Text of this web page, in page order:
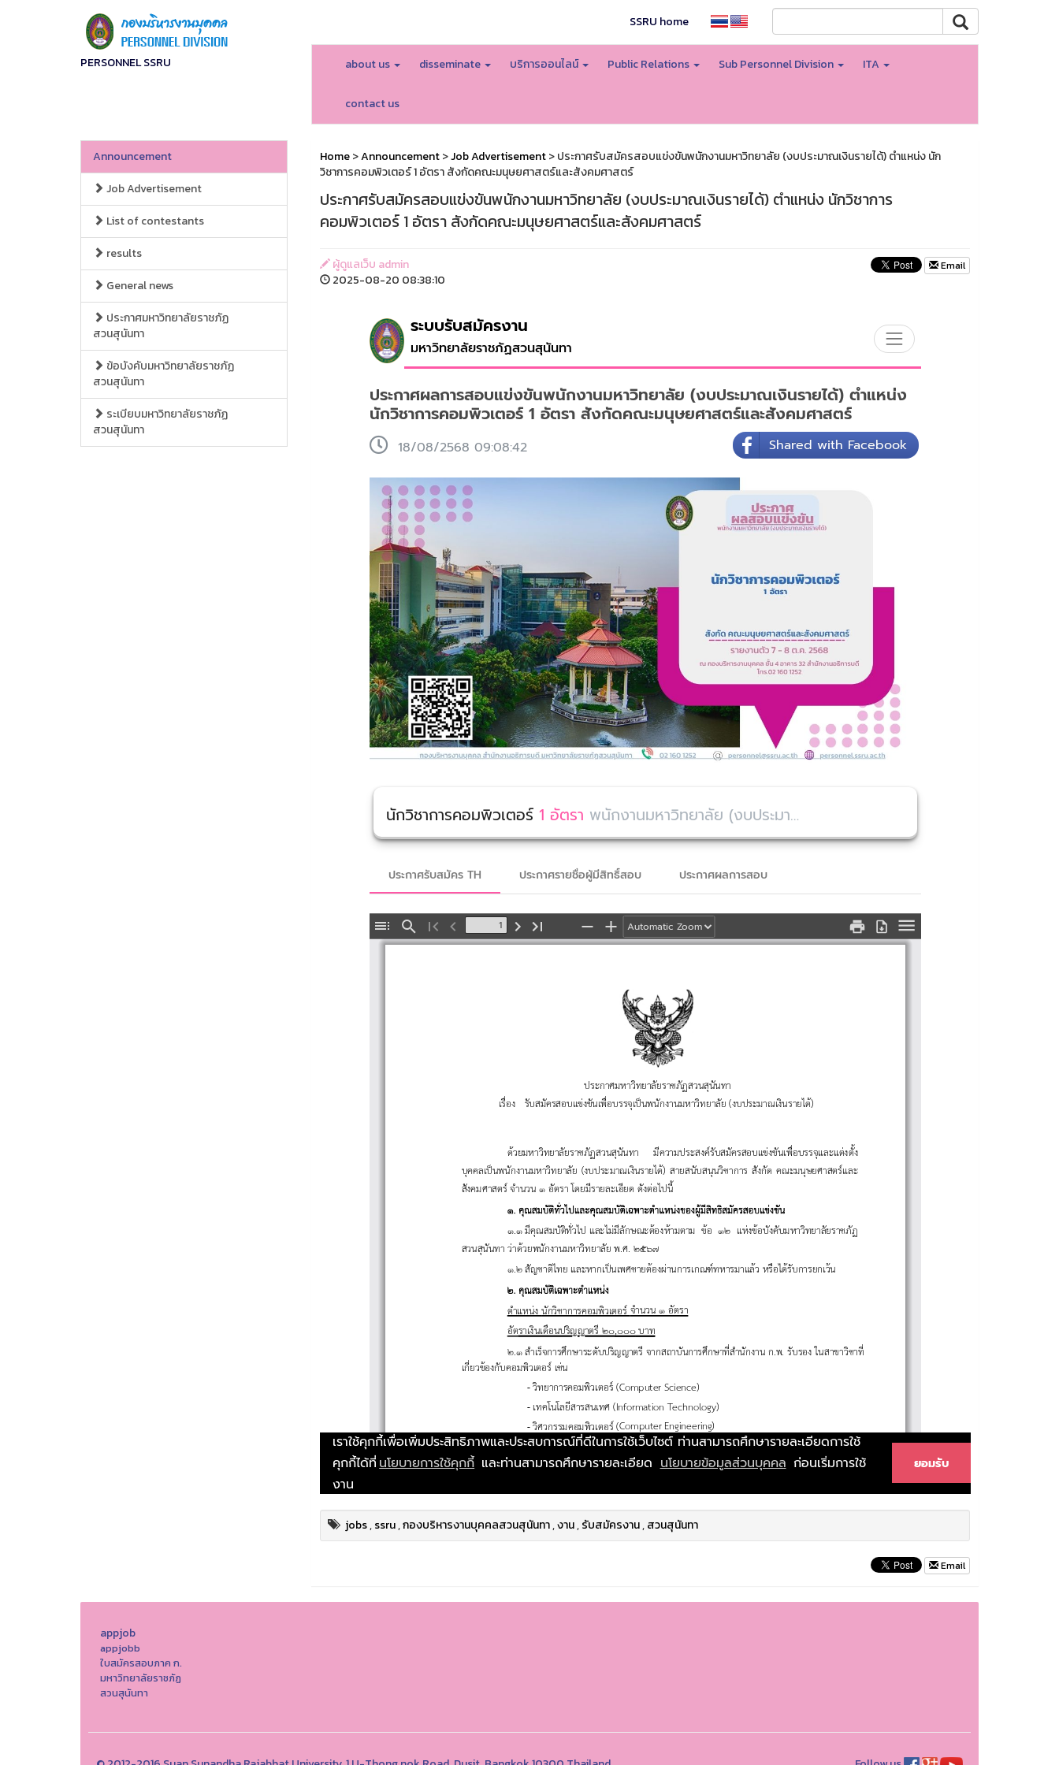
PERSONNEL SSRU
SSRU home
about us disseminate บริการออนไลน์ Public Relations Sub Personnel Division ITA
contact us
Announcement
Job Advertisement
List of contestants
results
General news
ประกาศมหาวิทยาลัยราชภัฏ
สวนสุนันทา
ข้อบังคับมหาวิทยาลัยราชภัฏ
สวนสุนันทา
ระเบียบมหาวิทยาลัยราชภัฏ
สวนสุนันทา
Home>Announcement>Job Advertisement> ประกาศรับสมัครสอบแข่งขันพนักงานมหาวิทยาลัย (งบประมาณเงินรายได้) ตำแหน่ง นัก
วิชาการคอมพิวเตอร์ 1 อัตรา สังกัดคณะมนุษยศาสตร์และสังคมศาสตร์
ประกาศรับสมัครสอบแข่งขันพนักงานมหาวิทยาลัย (งบประมาณเงินรายได้) ตำแหน่ง นักวิชาการ
คอมพิวเตอร์ 1 อัตรา สังกัดคณะมนุษยศาสตร์และสังคมศาสตร์
ผู้ดูแลเว็บ admin
2025-08-20 08:38:10
Email
jobs,ssru,กองบริหารงานบุคคลสวนสุนันทา,งาน,รับสมัครงาน,สวนสุนันทา
Email
appjob
appjobb
ใบสมัครสอบภาค ก.
มหาวิทยาลัยราชภัฏ
สวนสุนันทา